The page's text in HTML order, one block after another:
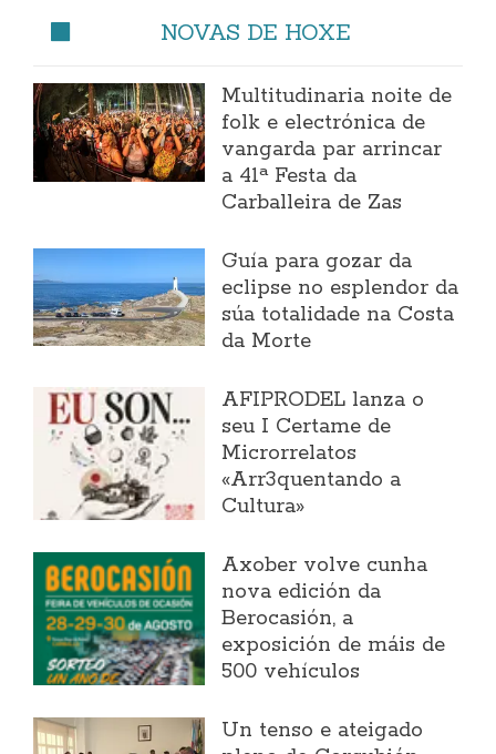
NOVAS DE HOXE
Multitudinaria noite de
folk e electrónica de
vangarda par arrincar
a 41ª Festa da
Carballeira de Zas
Guía para gozar da
eclipse no esplendor da
súa totalidade na Costa
da Morte
AFIPRODEL lanza o
seu I Certame de
Microrrelatos
«Arr3quentando a
Cultura»
Axober volve cunha
nova edición da
Berocasión, a
exposición de máis de
500 vehículos
Un tenso e ateigado